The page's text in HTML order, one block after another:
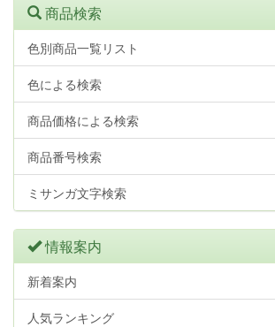
商品検索
色別商品一覧リスト
色による検索
商品価格による検索
商品番号検索
ミサンガ文字検索
情報案内
新着案内
人気ランキング